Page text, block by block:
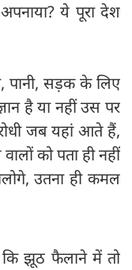
ये पूरा देश
पानी, सड़क के लिए
है या नहीं उस पर
जब यहां आते हैं,
को पता ही नहीं
उतना ही कमल
कि झूठ फैलाने में तो